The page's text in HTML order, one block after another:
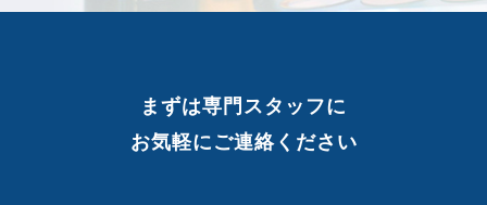
まずは専門スタッフに
お気軽にご連絡ください